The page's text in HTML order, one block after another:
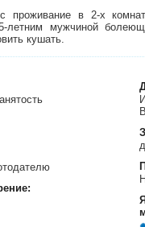
в 2-х
летним мужчиной
кушать.